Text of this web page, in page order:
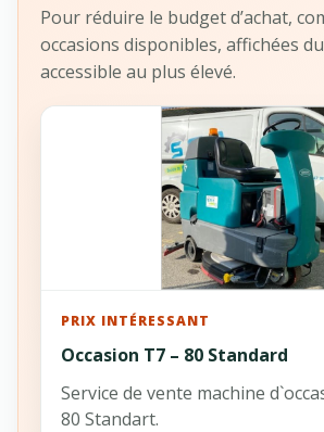
Pour réduire le budget d’achat,
occasions disponibles, affichées
accessible au plus élevé.
PRIX INTÉRESSANT
Occasion T7 – 80 Standard
Service de vente machine
80 Standart.